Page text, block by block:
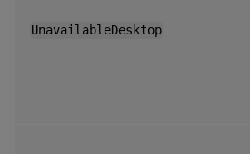
UnavailableDesktop